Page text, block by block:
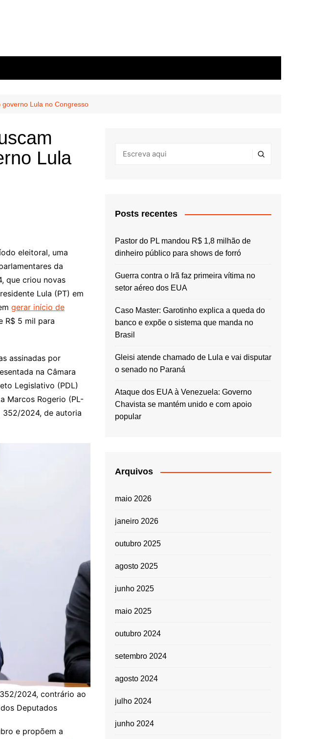
Lula no Congresso
Lula
eleitoral, uma
da
que criou novas
Lula (PT) em
gerar início de
R$ 5 mil para
assinadas por
na Câmara
Legislativo (PDL)
Marcos Rogerio (PL-
352/2024, de autoria
2024, contrário ao
Deputados
e propõem a
Posts recentes
Pastor do PL mandou R$ 1,8 milhão de
dinheiro público para shows de forró
Guerra contra o Irã faz primeira vítima no
setor aéreo dos EUA
Caso Master: Garotinho explica a queda do
banco e expõe o sistema que manda no
Brasil
Gleisi atende chamado de Lula e vai disputar
o senado no Paraná
Ataque dos EUA à Venezuela: Governo
Chavista se mantém unido e com apoio
popular
Arquivos
maio 2026
janeiro 2026
outubro 2025
agosto 2025
junho 2025
maio 2025
outubro 2024
setembro 2024
agosto 2024
julho 2024
junho 2024